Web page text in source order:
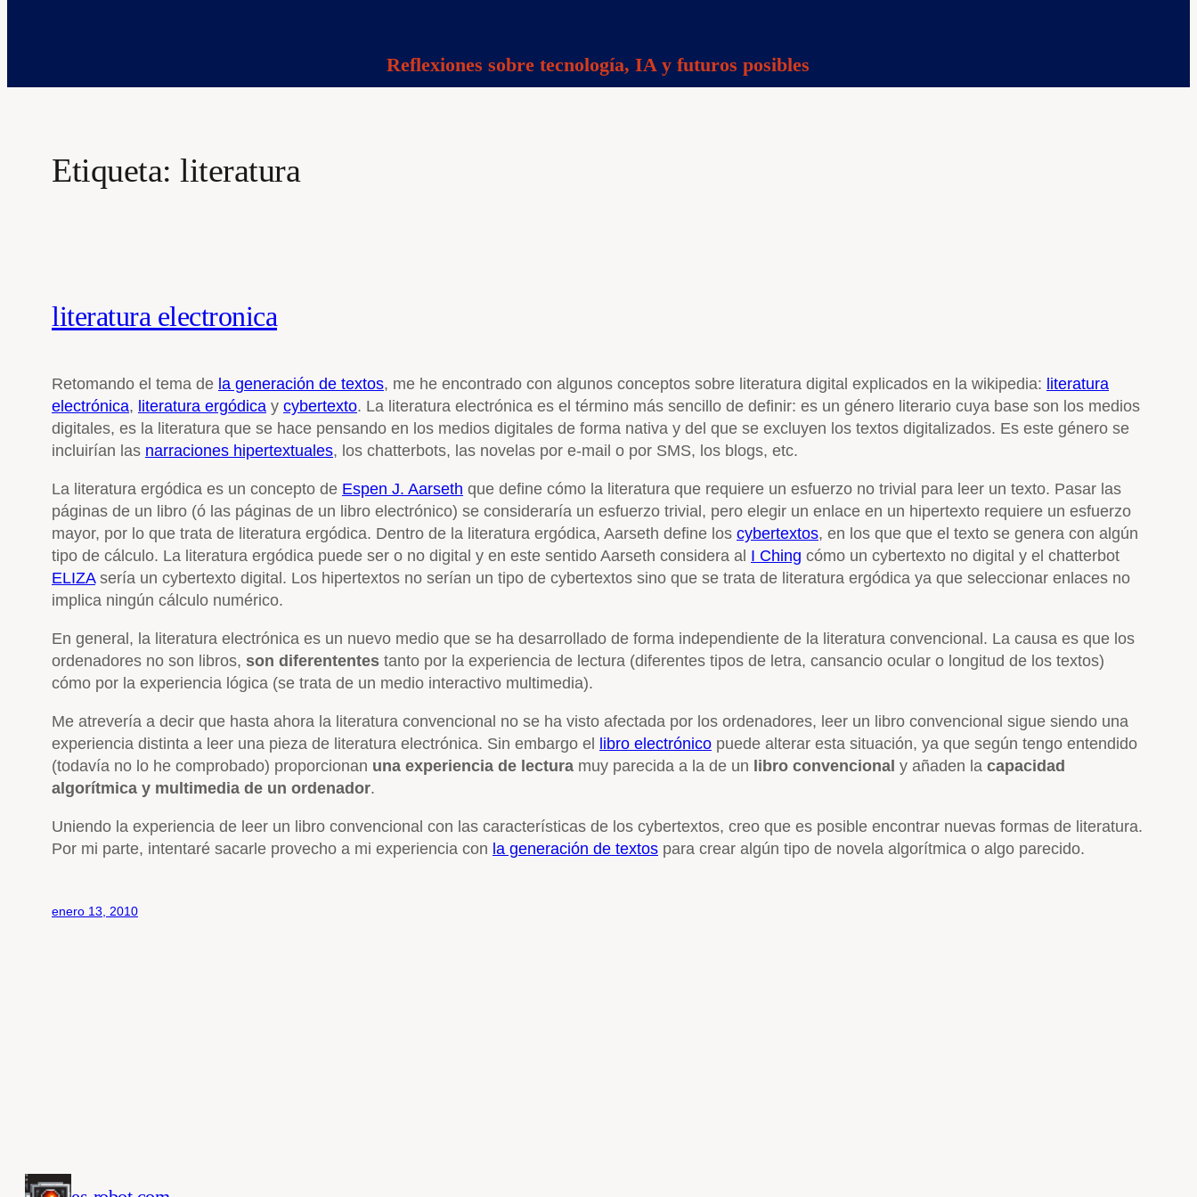
Reflexiones sobre tecnología, IA y futuros posibles
Etiqueta: literatura
literatura electronica
Retomando el tema de la generación de textos, me he encontrado con algunos conceptos sobre literatura digital explicados en la wikipedia: literatura
electrónica, literatura ergódica y cybertexto. La literatura electrónica es el término más sencillo de definir: es un género literario cuya base son los medios
digitales, es la literatura que se hace pensando en los medios digitales de forma nativa y del que se excluyen los textos digitalizados. Es este género se
incluirían las narraciones hipertextuales, los chatterbots, las novelas por e-mail o por SMS, los blogs, etc.
La literatura ergódica es un concepto de Espen J. Aarseth que define cómo la literatura que requiere un esfuerzo no trivial para leer un texto. Pasar las
páginas de un libro (ó las páginas de un libro electrónico) se consideraría un esfuerzo trivial, pero elegir un enlace en un hipertexto requiere un esfuerzo
mayor, por lo que trata de literatura ergódica. Dentro de la literatura ergódica, Aarseth define los cybertextos, en los que que el texto se genera con algún
tipo de cálculo. La literatura ergódica puede ser o no digital y en este sentido Aarseth considera al I Ching cómo un cybertexto no digital y el chatterbot
ELIZAsería un cybertexto digital. Los hipertextos no serían un tipo de cybertextos sino que se trata de literatura ergódica ya que seleccionar enlaces no
implica ningún cálculo numérico.
En general, la literatura electrónica es un nuevo medio que se ha desarrollado de forma independiente de la literatura convencional. La causa es que los
ordenadores no son libros, son diferententes tanto por la experiencia de lectura (diferentes tipos de letra, cansancio ocular o longitud de los textos)
cómo por la experiencia lógica (se trata de un medio interactivo multimedia).
Me atrevería a decir que hasta ahora la literatura convencional no se ha visto afectada por los ordenadores, leer un libro convencional sigue siendo una
experiencia distinta a leer una pieza de literatura electrónica. Sin embargo el libro electrónico puede alterar esta situación, ya que según tengo entendido
(todavía no lo he comprobado) proporcionan una experiencia de lectura muy parecida a la de un libro convencional y añaden la capacidad
algorítmica y multimedia de un ordenador.
Uniendo la experiencia de leer un libro convencional con las características de los cybertextos, creo que es posible encontrar nuevas formas de literatura.
Por mi parte, intentaré sacarle provecho a mi experiencia con la generación de textos para crear algún tipo de novela algorítmica o algo parecido.
enero 13, 2010